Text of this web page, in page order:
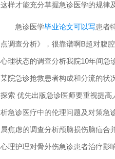
这样才能充分掌握急诊医学的规律
急诊医学毕业论文可以写患者
点调查分析》，很靠谱啊B超对腹
心理状态的调查分析我院10年间急
某院急诊抢救患者构成和分流的状
探索 优先出版急诊医师要重视提
析急诊医疗中的伦理问题及对策急
属焦虑的调查分析颅脑损伤脑疝合
心理护理对骨外伤急诊患者治疗影